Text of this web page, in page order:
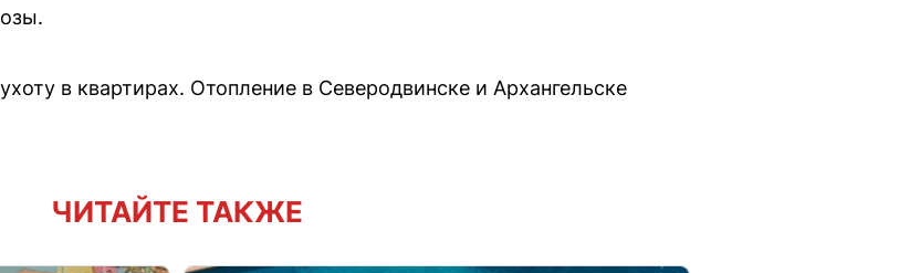
в квартирах. Отопление в Северодвинске и Архангельске
ЧИТАЙТЕ ТАКЖЕ